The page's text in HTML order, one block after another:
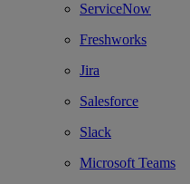
ServiceNow
Freshworks
Jira
Salesforce
Slack
Microsoft Teams